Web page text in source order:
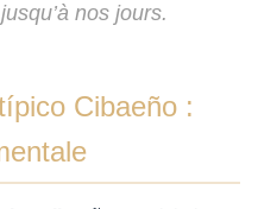
nos jours.
Cibaeño :